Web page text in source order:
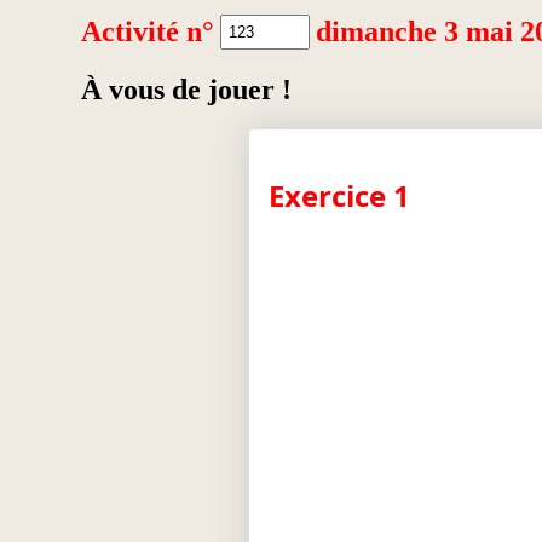
Activité n°
dimanche 3 mai
À vous de jouer !
Exercice 1